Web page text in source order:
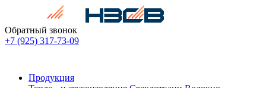
Обратный звонок
+7 (925) 317-73-09
Продукция